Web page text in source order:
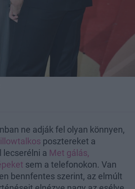
ne adják fel olyan könnyen,
posztereket a
lecserélni a Met gálás,
sem a telefonokon. Van
bennfentes szerint, az elmúlt